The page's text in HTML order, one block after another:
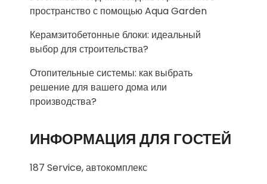
пространство с помощью Aqua Garden
Керамзитобетонные блоки: идеальный
выбор для строительства?
Отопительные системы: как выбрать
решение для вашего дома или
производства?
ИНФОРМАЦИЯ ДЛЯ ГОСТЕЙ
187 Service, автокомплекс